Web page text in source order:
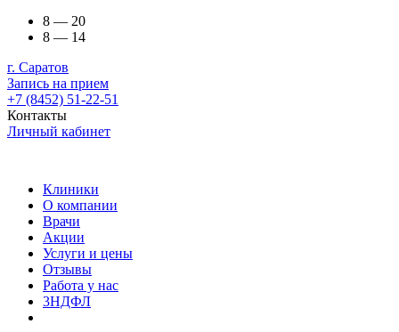
8 — 20
8 — 14
г. Саратов
Запись на прием
+7 (8452) 51-22-51
Контакты
Личный кабинет
Клиники
О компании
Врачи
Акции
Услуги и цены
Отзывы
Работа у нас
3НДФЛ